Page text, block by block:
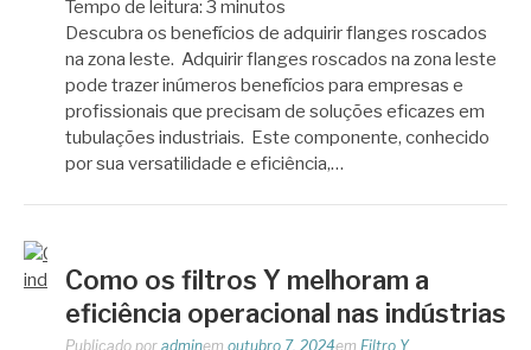
Tempo de leitura: 3 minutos
Descubra os benefícios de adquirir flanges roscados
na zona leste. Adquirir flanges roscados na zona leste
pode trazer inúmeros benefícios para empresas e
profissionais que precisam de soluções eficazes em
tubulações industriais. Este componente, conhecido
por sua versatilidade e eficiência,…
Como os filtros Y melhoram a
eficiência operacional nas indústrias
Publicado por adminem outubro 7, 2024em Filtro Y